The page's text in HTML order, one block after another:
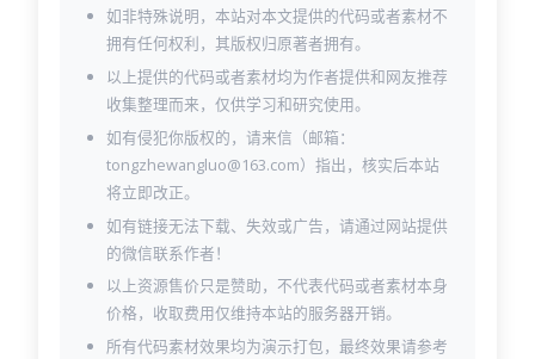
service-details-2.html
service-details-3.html
service.html
team-2.html
team-details.html
team.html
testimonial.html
如非特殊说明，本站对本文提供的代码或者素材不
拥有任何权利，其版权归原著者拥有。
以上提供的代码或者素材均为作者提供和网友推荐
收集整理而来，仅供学习和研究使用。
如有侵犯你版权的，请来信（邮箱：
tongzhewangluo@163.com）指出，核实后本站
将立即改正。
如有链接无法下载、失效或广告，请通过网站提供
的微信联系作者！
以上资源售价只是赞助，不代表代码或者素材本身
价格，收取费用仅维持本站的服务器开销。
所有代码素材效果均为演示打包，最终效果请参考